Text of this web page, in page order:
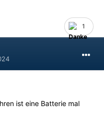
1
ist eine Batterie mal